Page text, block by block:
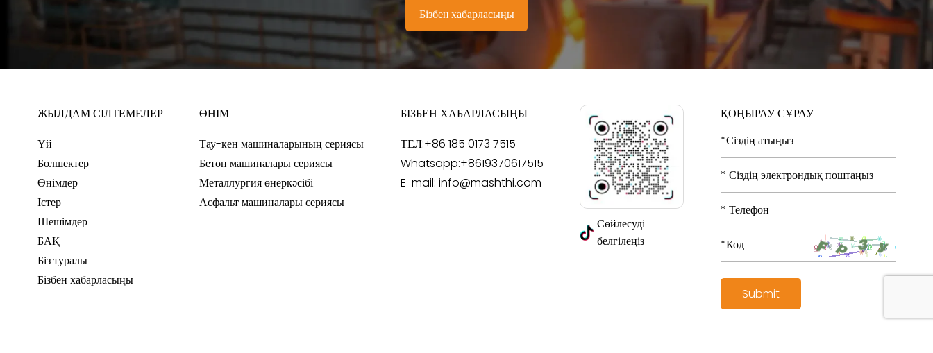
Бізбен хабарласыңы
ЖЫЛДАМ СІЛТЕМЕЛЕР
Үй
Бөлшектер
Өнімдер
Істер
Шешімдер
БАҚ
Біз туралы
Бізбен хабарласыңы
ӨНІМ
Тау-кен машиналарының сериясы
Бетон машиналары сериясы
Металлургия өнеркәсібі
Асфальт машиналары сериясы
БІЗБЕН ХАБАРЛАСЫҢЫ
ТЕЛ:+86 185 0173 7515
Whatsapp:+8619370617515
E-mail: info@mashthi.com
Сөйлесуді
белгілеңіз
ҚОҢЫРАУ СҰРАУ